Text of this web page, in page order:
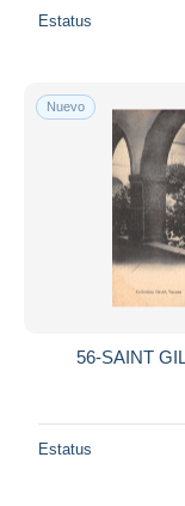
Estatus
Nuevo
56-SAINT
Estatus